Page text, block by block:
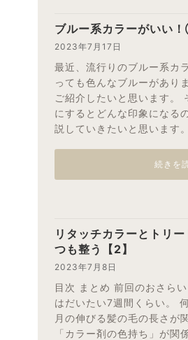
ブルー系カラーがいい
2023年7月17日
最近、流行りのブルー系カ
っても色んなブルーがあり
ご紹介したいと思います。
にするとどんな印象になる
説していきたいと思います
続きを
リタッチカラーとトリ
つも整う【2】
2023年7月8日
目次 まとめ 前回のおさら
はだいたい7週間くらい。
月の伸びる髪の毛の長さが
「カラー剤の色持ち」が関